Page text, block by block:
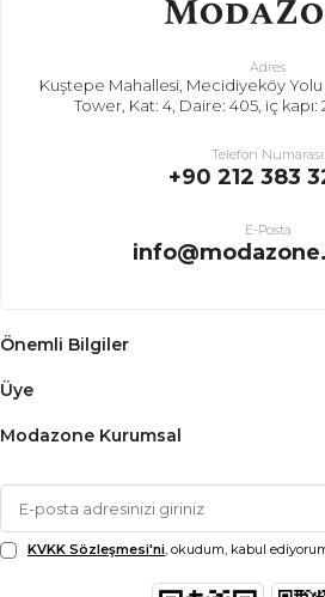
Adres
Kuştepe Mahallesi, Mecidiyeköy Yolu
Tower, Kat: 4, Daire: 405, iç kapı:
Telefon Numarası
+90 212 383
E-Posta
Önemli Bilgiler
Üye
Modazone Kurumsal
KVKK Sözleşmesi'ni, okudum, kabul